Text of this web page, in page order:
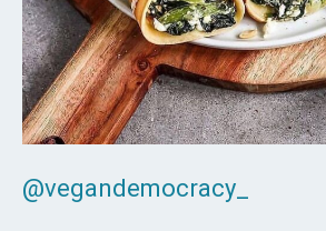
@vegandemocracy_